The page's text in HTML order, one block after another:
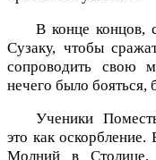
В конце концов,
Сузаку, чтобы
сопроводить свою
нечего было бояться,
Ученики
это как
Молний в